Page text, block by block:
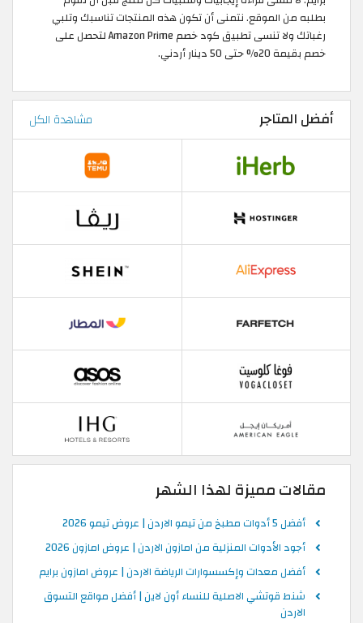
بطلبه من الموقع. نتمنى أن تكون هذه المنتجات تناسبك وتلبي
رغباتك ولا تنسى تطبيق كود خصم Amazon Prime لتحصل على
خصم بقيمة 20% حتى 50 دينار أردني.
أفضل المتاجر مشاهدة الكل
مقالات مميزة لهذا الشهر
أفضل 5 أدوات مطبخ من تيمو الاردن | عروض تيمو 2026
أجود الأدوات المنزلية من امازون الاردن | عروض امازون 2026
أفضل معدات وإكسسوارات الرياضة الاردن | عروض امازون برايم
شنط قوتشي الاصلية للنساء أون لاين | أفضل مواقع التسوق
الاردن